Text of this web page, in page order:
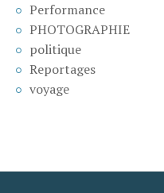
Performance
PHOTOGRAPHIE
politique
Reportages
voyage